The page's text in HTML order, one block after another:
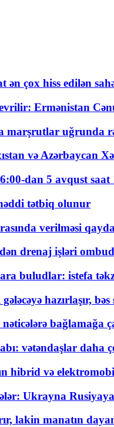
çox hiss edilən
Ermənistan
marşrutlar uğrunda
və Azərbaycan
dan 5 avqust saat
tətbiq olunur
verilməsi
drenaj işləri
buludlar: istefa
hazırlaşır,
bağlamağa
vətəndaşlar daha
hibrid və
Ukrayna
lakin manatın